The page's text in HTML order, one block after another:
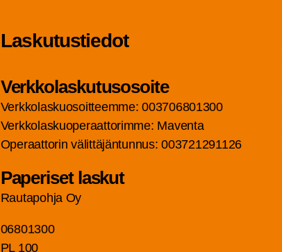
Las­ku­tus­tie­dot
Verk­ko­las­ku­tuso­soi­te
Verk­ko­las­kuo­soit­teem­me: 003706801300
Verk­ko­las­kuo­pe­raat­to­rim­me: Maven­ta
Ope­raat­to­rin välit­tä­jän­tun­nus: 003721291126
Pape­ri­set laskut
Rau­ta­poh­ja Oy
06801300
PL 100